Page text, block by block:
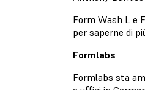
Form Wash L e
per saperne di
Formlabs
Formlabs sta